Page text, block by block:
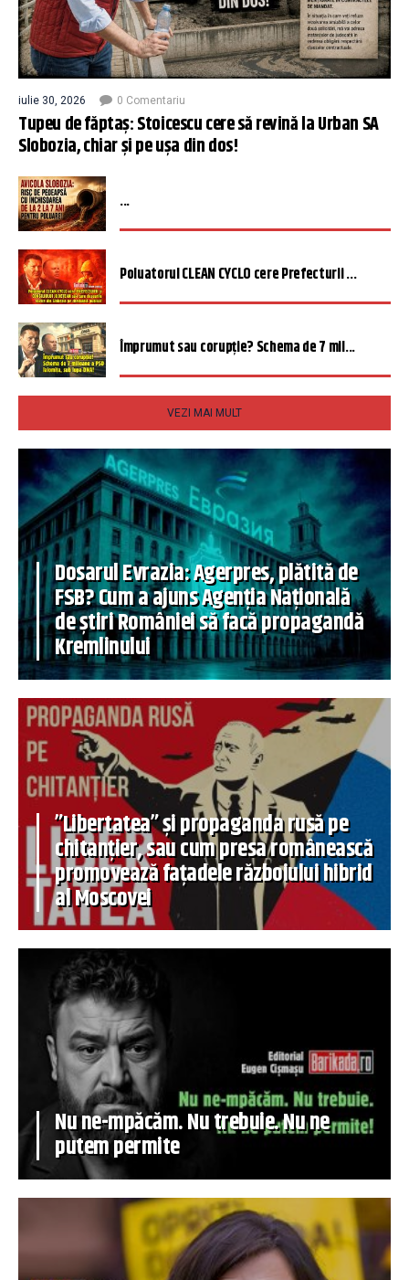
iulie 30, 2026 0 Comentariu
Tupeu de făptaș: Stoicescu cere să revină la Urban SA
Slobozia, chiar și pe ușa din dos!
...
Poluatorul CLEAN CYCLO cere Prefecturii ...
Împrumut sau corupție? Schema de 7 mil...
VEZI MAI MULT
Dosarul Evrazia: Agerpres, plătită de
FSB? Cum a ajuns Agenția Națională
de știri României să facă propagandă
Kremlinului
”Libertatea” și propaganda rusă pe
chitanțier, sau cum presa românească
promovează fațadele războiului hibrid
al Moscovei
Nu ne-mpăcăm. Nu trebuie. Nu ne
putem permite